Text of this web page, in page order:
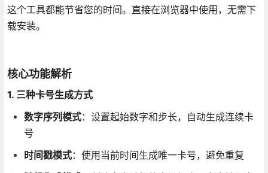
这个工具都能节省您的时间。直接在浏览器中使用，无需下
载安装。
核心功能解析
1. 三种卡号生成方式
数字序列模式：设置起始数字和步长，自动生成连续卡
号
时间戳模式：使用当前时间生成唯一卡号，避免重复